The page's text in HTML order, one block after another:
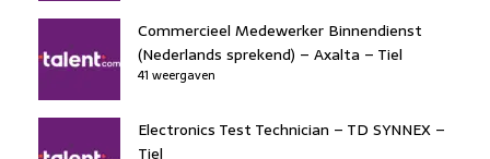
Commercieel Medewerker Binnendienst
(Nederlands sprekend) – Axalta – Tiel
41 weergaven
Electronics Test Technician – TD SYNNEX –
Tiel